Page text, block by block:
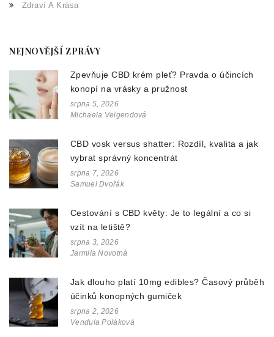
Zdraví A Krása
NEJNOVĚJŠÍ ZPRÁVY
Zpevňuje CBD krém pleť? Pravda o účincích
konopí na vrásky a pružnost
srpna 5, 2026
Michaela Veigendová
CBD vosk versus shatter: Rozdíl, kvalita a jak
vybrat správný koncentrát
srpna 7, 2026
Samuel Dvořák
Cestování s CBD květy: Je to legální a co si
vzít na letiště?
srpna 3, 2026
Jarmila Novotná
Jak dlouho platí 10mg edibles? Časový průběh
účinků konopných gumiček
srpna 2, 2026
Vendula Poláková